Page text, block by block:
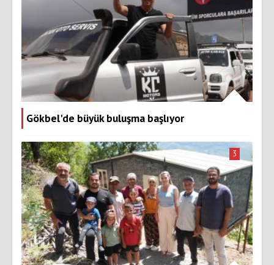
Gökbel'de büyük buluşma başlıyor
3